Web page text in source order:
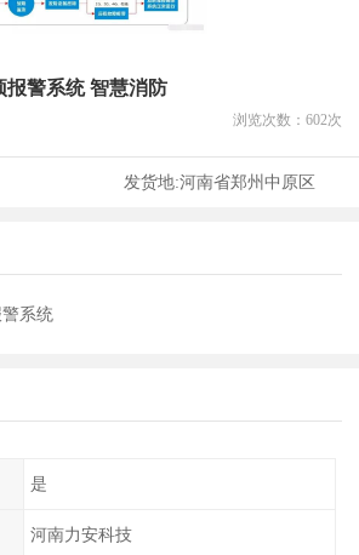
报警系统 智慧消防
浏览次数： 602次
发货地:河南省郑州中原区
系统
是
河南力安科技